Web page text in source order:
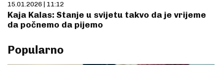
15.01.2026 | 11:12
Kaja Kalas: Stanje u svijetu takvo da je vrijeme
da počnemo da pijemo
Popularno